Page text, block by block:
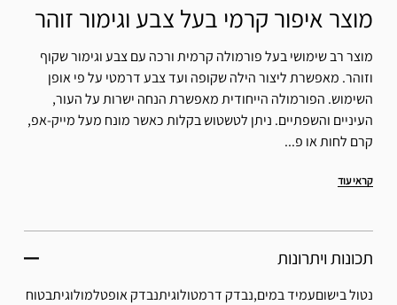
מוצר איפור קרמי בעל צבע וגימור זוהר
מוצר רב שימושי בעל פורמולה קרמית ורכה עם צבע וגימור שקוף
וזוהר. מאפשרת ליצור הילה שקופה ועד צבע דרמטי על פי אופן
השימוש. הפורמולה הייחודית מאפשרת הנחה ישרות על העור,
העיניים והשפתיים. ניתן לטשטוש בקלות כאשר מונח מעל מייק-אפ,
קרם לחות או פ...
קראי עוד
תכונות ויתרונות
נטול בישוםעמיד במים,נבדק דרמטולוגיתנבדק אופטלמולוגיתבטוח